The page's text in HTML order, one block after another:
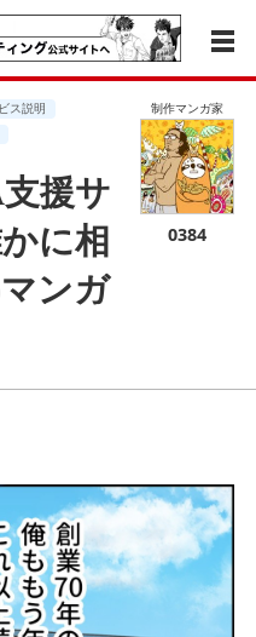
ス説明
援サ
に相
ンガ
制作マンガ家
0384